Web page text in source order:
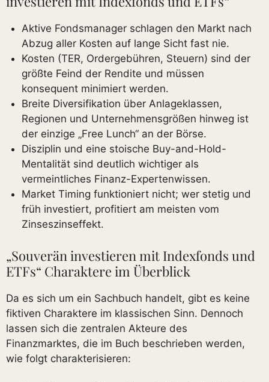
Aktive Fondsmanager schlagen den Markt nach
Abzug aller Kosten auf lange Sicht fast nie.
Kosten (TER, Ordergebühren, Steuern) sind der
größte Feind der Rendite und müssen
konsequent minimiert werden.
Breite Diversifikation über Anlageklassen,
Regionen und Unternehmensgrößen hinweg ist
der einzige „Free Lunch“ an der Börse.
Disziplin und eine stoische Buy-and-Hold-
Mentalität sind deutlich wichtiger als
vermeintliches Finanz-Expertenwissen.
Market Timing funktioniert nicht; wer stetig und
früh investiert, profitiert am meisten vom
Zinseszinseffekt.
„Souverän investieren mit Indexfonds und
ETFs“ Charaktere im Überblick
Da es sich um ein Sachbuch handelt, gibt es keine
fiktiven Charaktere im klassischen Sinn. Dennoch
lassen sich die zentralen Akteure des
Finanzmarktes, die im Buch beschrieben werden,
wie folgt charakterisieren: